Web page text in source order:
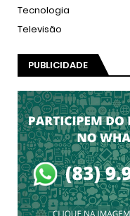
Tecnologia
Televisão
PUBLICIDADE